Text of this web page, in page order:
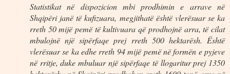
Statistikat në dispozicion mbi prodhimin e arrave në
Shqipëri janë të kufizuara, megjithatë është vlerësuar se ka
rreth 50 mijë pemë të kultivuara që prodhojnë arra, të cilat
mbulojnë një sipërfaqe prej rreth 500 hektarësh. Është
vlerësuar se ka edhe rreth 94 mijë pemë në formën e pyjeve
në rritje, duke mbuluar një sipërfaqe të llogaritur prej 1350